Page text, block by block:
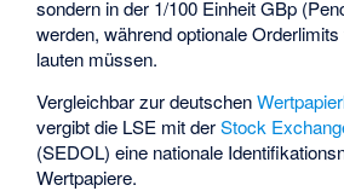
sondern in der 1/100 Einheit GBp
werden, während optionale
lauten müssen.
Vergleichbar zur deutschen
vergibt die LSE mit derStock
(SEDOL) eine nationale
Wertpapiere.